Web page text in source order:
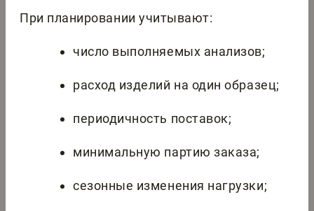
При планировании учитывают:
число выполняемых анализов;
расход изделий на один образец;
периодичность поставок;
минимальную партию заказа;
сезонные изменения нагрузки;